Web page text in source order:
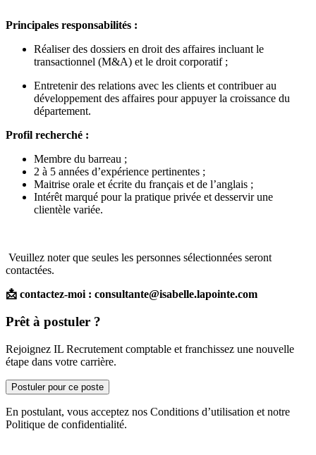
Principales responsabilités :
Réaliser des dossiers en droit des affaires incluant le
transactionnel (M&A) et le droit corporatif ;
Entretenir des relations avec les clients et contribuer au
développement des affaires pour appuyer la croissance du
département.
Profil recherché :
Membre du barreau ;
2 à 5 années d’expérience pertinentes ;
Maitrise orale et écrite du français et de l’anglais ;
Intérêt marqué pour la pratique privée et desservir une
clientèle variée.
Veuillez noter que seules les personnes sélectionnées seront
contactées.
📩 contactez-moi : consultante@isabelle.lapointe.com
Prêt à postuler ?
Rejoignez IL Recrutement comptable et franchissez une nouvelle
étape dans votre carrière.
Postuler pour ce poste
En postulant, vous acceptez nos Conditions d’utilisation et notre
Politique de confidentialité.